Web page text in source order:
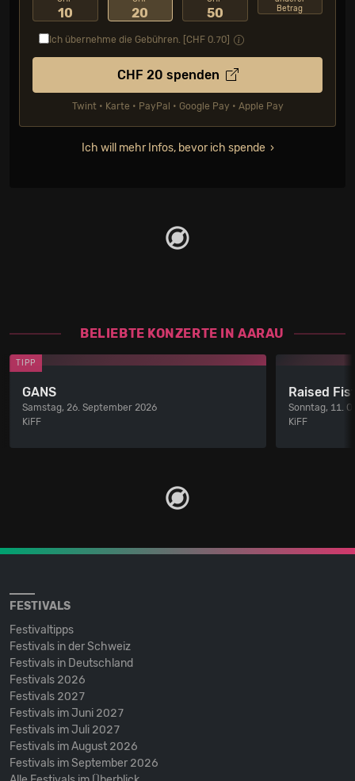
10 20 50
Betrag
Ich übernehme die Gebühren. [CHF 0.70
CHF 20 spenden
Twint • Karte • PayPal • Google Pay • Apple Pay
Ich will mehr Infos, bevor ich spende
BELIEBTE KONZERTE IN AARAU
TIPP
GANS
Samstag, 26. September 2026
KiFF
Raised
Sonntag, 11.
KiFF
FESTIVALS
Festivaltipps
Festivals in der Schweiz
Festivals in Deutschland
Festivals 2026
Festivals 2027
Festivals im Juni 2027
Festivals im Juli 2027
Festivals im August 2026
Festivals im September 2026